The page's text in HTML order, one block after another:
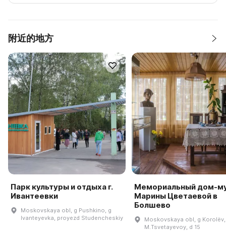
附近的地方
Парк культуры и отдыха г.
Ивантеевки
Moskovskaya obl, g Pushkino, g
Ivanteyevka, proyezd Studencheskiy
Мемориальный дом-
Марины Цветаевой в
Болшево
Moskovskaya obl, g
M.Tsvetayevoy, d 15